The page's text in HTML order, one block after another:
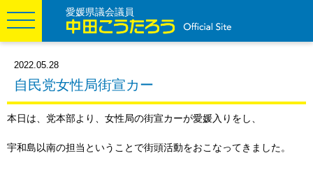
愛媛県議会議員
2022.05.28
自民党女性局街宣カー
本日は、党本部より、女性局の街宣カーが愛媛入りをし、
宇和島以南の担当ということで街頭活動をおこなってきました。